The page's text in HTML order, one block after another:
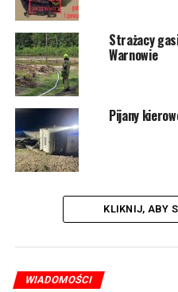
Strażacy
Warnowie
Pijany
KLIKNIJ, ABY
WIADOMOŚCI